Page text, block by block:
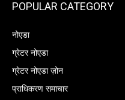
POPULAR CATEGORY
नोएडा
ग्रेटर नोएडा
ग्रेटर नोएडा ज़ोन
प्राधिकरण समाचार